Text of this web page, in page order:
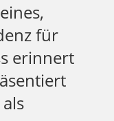
für
erinnert